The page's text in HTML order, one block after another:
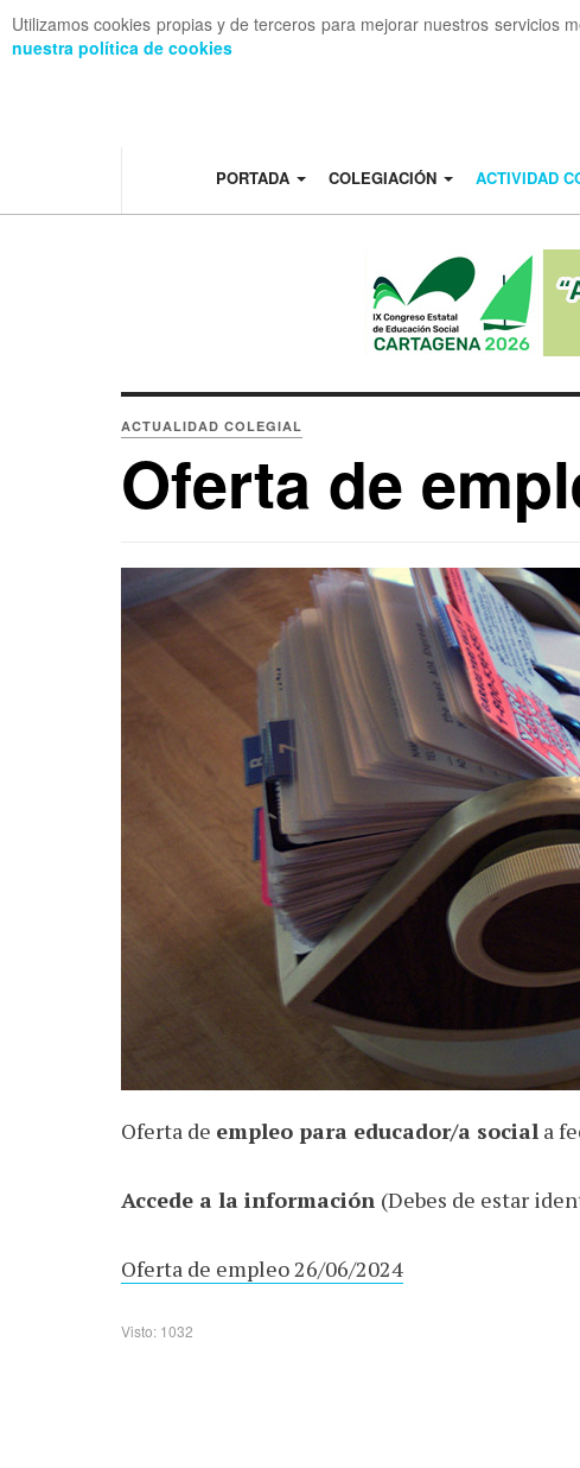
Utilizamos cookies propias y de terceros para mejorar nuestros servicios
nuestra política de cookies
PORTADA COLEGIACIÓN ACTIVIDAD
ACTUALIDAD COLEGIAL
Oferta de
Oferta de empleo para educador/a social a
Accede a la información (Debes de estar
Oferta de empleo 26/06/2024
Visto: 1032